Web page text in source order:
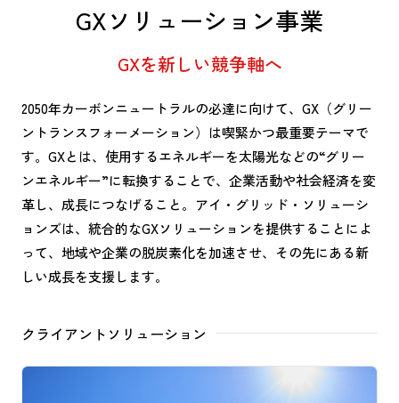
GXソリューション事業
GXを新しい競争軸へ
2050年カーボンニュートラルの必達に向けて、GX（グリー
ントランスフォーメーション）は喫緊かつ最重要テーマで
す。GXとは、使用するエネルギーを太陽光などの“グリー
ンエネルギー”に転換することで、企業活動や社会経済を変
革し、成長につなげること。アイ・グリッド・ソリューシ
ョンズは、統合的なGXソリューションを提供することによ
って、地域や企業の脱炭素化を加速させ、その先にある新
しい成長を支援します。
クライアントソリューション